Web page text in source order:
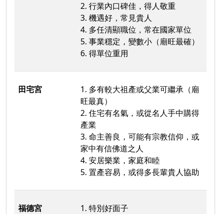
2. 行業內口碑佳，得人敬重
3. 機遇好，常見貴人
4. 多任清顯職位，常在國家單位
5. 事業穩定，變數小（廟旺最確）
6. 得單位重用
田宅宮
1. 多有較大祖產或父業可繼承（廟
旺最真）
2. 住宅有名氣，或從名人手中購得
產業
3. 命主善良，可能有宗教信仰，或
家中有信佛道之人
4. 安居樂業，家庭和睦
5. 置產容易，或得多長輩貴人協助
福德宮
1. 特別好面子